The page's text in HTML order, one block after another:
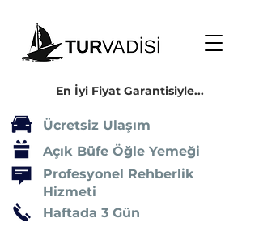
En İyi Fiyat Garantisiyle...
Ücretsiz Ulaşım
Açık Büfe Öğle Yemeği
Profesyonel Rehberlik
Hizmeti
Haftada 3 Gün